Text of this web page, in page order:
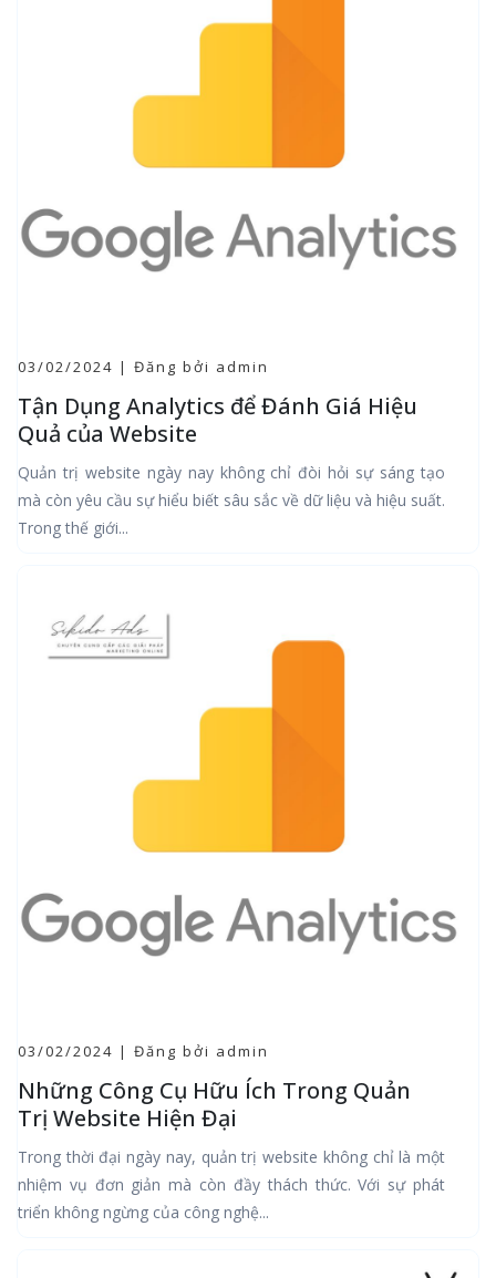
03/02/2024 | Đăng bởi admin
Tận Dụng Analytics để Đánh Giá Hiệu
Quả của Website
Quản trị website ngày nay không chỉ đòi hỏi sự sáng tạo
mà còn yêu cầu sự hiểu biết sâu sắc về dữ liệu và hiệu suất.
Trong thế giới...
03/02/2024 | Đăng bởi admin
Những Công Cụ Hữu Ích Trong Quản
Trị Website Hiện Đại
Trong thời đại ngày nay, quản trị website không chỉ là một
nhiệm vụ đơn giản mà còn đầy thách thức. Với sự phát
triển không ngừng của công nghệ...